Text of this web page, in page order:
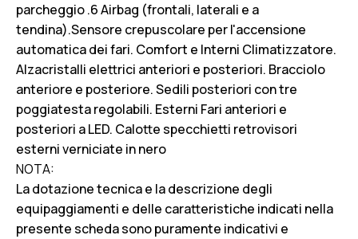
parcheggio .6 Airbag (frontali, laterali e a
tendina).Sensore crepuscolare per l'accensione
automatica dei fari. Comfort e Interni Climatizzatore.
Alzacristalli elettrici anteriori e posteriori. Bracciolo
anteriore e posteriore. Sedili posteriori con tre
poggiatesta regolabili. Esterni Fari anteriori e
posteriori a LED. Calotte specchietti retrovisori
esterni verniciate in nero
NOTA:
La dotazione tecnica e la descrizione degli
equipaggiamenti e delle caratteristiche indicati nella
presente scheda sono puramente indicativi e